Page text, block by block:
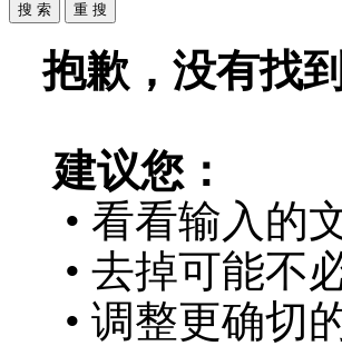
抱歉，没有找
建议您：
• 看看输入的
• 去掉可能不
• 调整更确切